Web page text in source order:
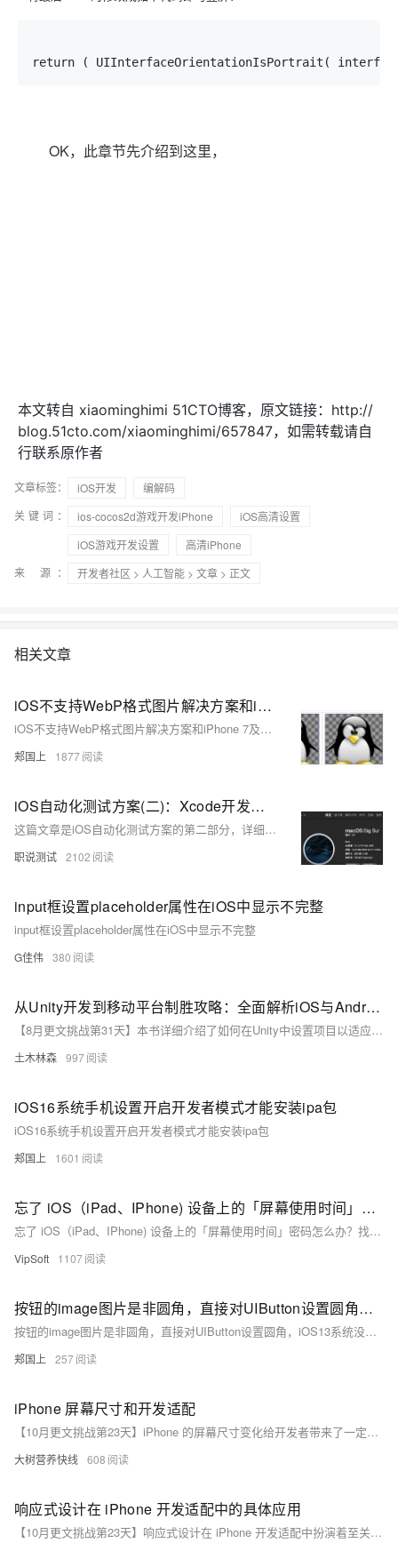
return ( UIInterfaceOrientationIsPortrait(
OK，此章节先介绍到这里，
本文转自 xiaominghimi 51CTO博客，原文链接：http://
blog.51cto.com/xiaominghimi/657847，如需转载请自
行联系原作者
文章标签： iOS开发
编解码
关键词：
ios-cocos2d游戏开发iPhone
iOS高清设置
iOS游戏开发设置
高清iPhone
来 源：
开发者社区 > 人工智能 > 文章 > 正文
相关文章
iOS不支持WebP格式图片解决方案和iPhone 7及其后硬件拍照的HEIC格式图片
iOS不支持WebP格式图片解决方案和iPhone 7及其后硬件拍照的HEIC格式图片
郏国上 1877
iOS自动化测试方案(二)：Xcode开发者工具构建WDA应用到iphone
这篇文章是iOS自动化测试方案的第二部分，详细介绍了在Xcode开发者工具中构建WebDriverAgent（WDA）应用到iPhone的全过程，包括环境准备、解决构建过程中可能遇到的错误，以及最终成功安装WDA到设备的方法。
职说测试 2102
input框设置placeholder属性在iOS中显示不完整
input框设置placeholder属性在iOS中显示不完整
G佳伟 380
从Unity开发到移动平台制胜攻略：全面解析iOS与Android应用发布流程，助你轻松掌握跨平台发布技巧，打造爆款手游不是梦——性能优化、广告集成与内购设置全包含
【8月更文挑战第31天】本书详细介绍了如何在Unity中设置项目以适应移动设备，涵盖性能优化、集成广告及内购功能等关键步骤。通过具体示例和代码片段，指导读者完成iOS和Android应用的打包与发布，确保应用顺利上线并获得成功。无论是性能调整还是平台特定的操作，本书均提供了全面的解决方案。
土木林森 997
iOS16系统手机设置开启开发者模式才能安装ipa包
iOS16系统手机设置开启开发者模式才能安装ipa包
郏国上 1601
忘了 iOS（iPad、IPhone) 设备上的「屏幕使用时间」密码怎么办？找回屏幕密码
忘了 iOS（iPad、IPhone) 设备上的「屏幕使用时间」密码怎么办？找回屏幕密码
VipSoft 1107
按钮的image图片是非圆角，直接对UIButton设置圆角，iOS13系统没有圆角效果的问题及解决方案
按钮的image图片是非圆角，直接对UIButton设置圆角，iOS13系统没有圆角效果的问题及解决方案
郏国上 257
iPhone 屏幕尺寸和开发适配
【10月更文挑战第23天】iPhone 的屏幕尺寸变化给开发者带来了一定的挑战，但也为创新提供了机遇。通过深入了解不同屏幕尺寸的特点，遵循适配原则和策略，运用合适的技巧和方法，我们能够为用户提供在不同 iPhone 机型上都具有良好体验的应用。在未来，随着技术的不断进步，我们还需要持续学习和适应，以满足用户对优质应用体验的不断追求。
大树营养快线 608
响应式设计在 iPhone 开发适配中的具体应用
【10月更文挑战第23天】响应式设计在 iPhone 开发适配中扮演着至关重要的角色，它能够帮助我们打造出适应不同屏幕尺寸和用户需求的高质量应用。通过合理运用响应式设计的原则和方法，我们可以在提供良好用户体验的同时，提高开发效率和应用的可维护性。